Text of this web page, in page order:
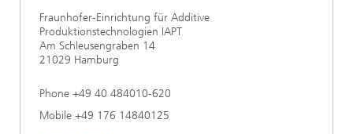
Fraunhofer-Einrichtung für Additive
Produktionstechnologien IAPT
Am Schleusengraben 14
21029 Hamburg
Phone +49 40 484010-620
Mobile +49 176 14840125